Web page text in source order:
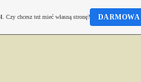
. Czy chcesz też mieć własną stronę?